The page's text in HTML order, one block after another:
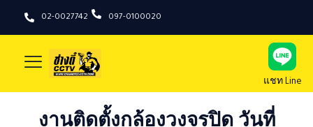
02-0027742 097-0100020
แชท Line